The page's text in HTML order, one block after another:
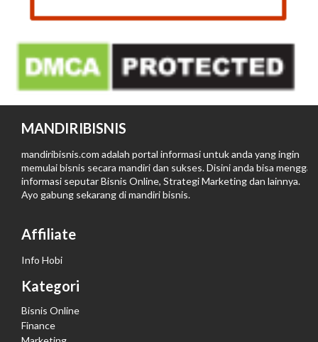
MANDIRIBISNIS
mandiribisnis.com adalah portal informasi untuk anda yang ingin
memulai bisnis secara mandiri dan sukses. Disini anda bisa menggali
informasi seputar Bisnis Online, Strategi Marketing dan lainnya.
Ayo gabung sekarang dimandiri bisnis.
Affiliate
Info Hobi
Kategori
Bisnis Online
Finance